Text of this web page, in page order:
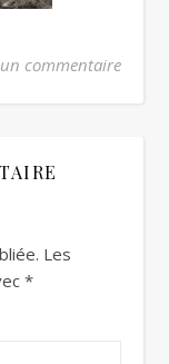
commentaire
Les
*